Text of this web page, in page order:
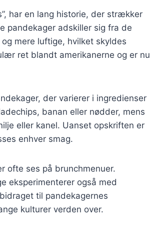
har en lang historie, der strækker
pandekager adskiller sig fra de
mere luftige, hvilket skyldes
ret blandt amerikanerne og er nu
der varierer i ingredienser
banan eller nødder, mens
eller kanel. Uanset opskriften er
enhver smag.
ofte ses på brunchmenuer.
eksperimenterer også med
til pandekagernes
kulturer verden over.